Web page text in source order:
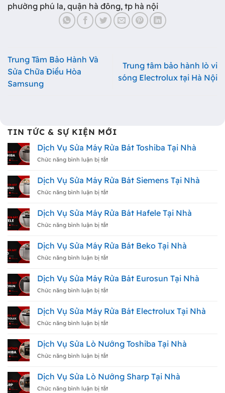
phường phú la, quận hà đông, tp hà nội
Trung Tâm Bảo Hành Và
Sửa Chữa Điều Hòa
Samsung
Trung tâm bảo hành lò vi
sóng Electrolux tại Hà Nội
TIN TỨC & SỰ KIỆN MỚI
Dịch Vụ Sửa Máy Rửa Bát Toshiba Tại Nhà
Chức năng bình luận bị tắtở
Vụ
Sửa
Máy
Toshiba
Tại
Dịch Vụ Sửa Máy Rửa Bát Siemens Tại Nhà
Chức năng bình luận bị tắtở
Vụ
Sửa
Máy
Siemens
Tại
Dịch Vụ Sửa Máy Rửa Bát Hafele Tại Nhà
Chức năng bình luận bị tắtở
Vụ
Sửa
Máy
Hafele
Tại
Dịch Vụ Sửa Máy Rửa Bát Beko Tại Nhà
Chức năng bình luận bị tắtở
Vụ
Sửa
Máy
Beko
Tại
Dịch Vụ Sửa Máy Rửa Bát Eurosun Tại Nhà
Chức năng bình luận bị tắtở
Vụ
Sửa
Máy
Eurosun
Tại
Dịch Vụ Sửa Máy Rửa Bát Electrolux Tại Nhà
Chức năng bình luận bị tắtở
Vụ
Sửa
Máy
Electrolux
Tại
Dịch Vụ Sửa Lò Nướng Toshiba Tại Nhà
Chức năng bình luận bị tắtở
Vụ
Sửa
Lò
Dịch Vụ Sửa Lò Nướng Sharp Tại Nhà
Chức năng bình luận bị tắtở